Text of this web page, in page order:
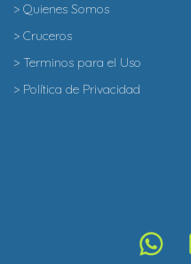
> Quienes Somos
> Cruceros
> Terminos para el Uso
> Política de Privacidad